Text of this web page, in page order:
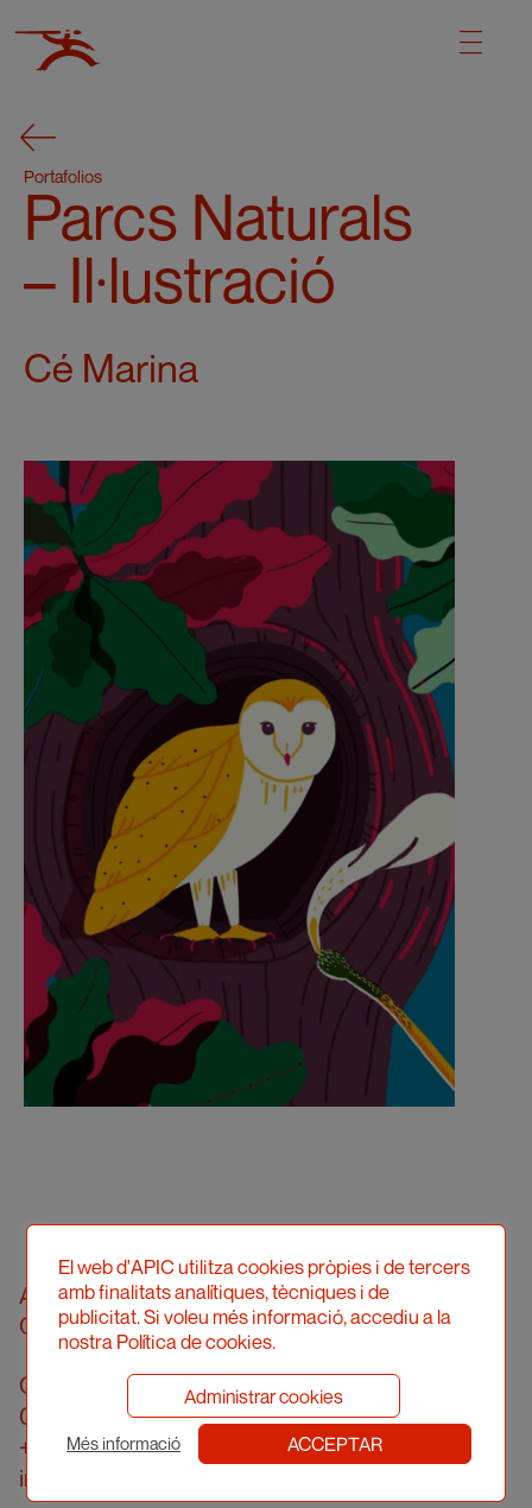
Portafolios
Parcs Naturals
– Il·lustració
Cé Marina
Asociació Professional d'Il·lustradors de
Catalunya
Calle Londres, 96, pral. 2a
08036 Barcelona
+34 934 161 474
info@apic.cat
El web d'APIC utilitza cookies pròpies i de tercers
amb finalitats analítiques, tècniques i de
publicitat. Si voleu més informació, accediu a la
nostra Política de cookies.
Administrar cookies
Més informació ACCEPTAR